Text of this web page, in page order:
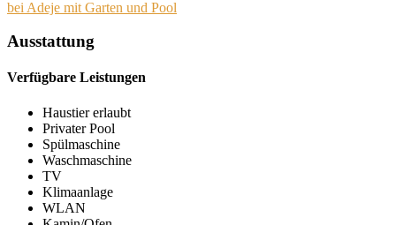
Ausstattung
Verfügbare Leistungen
Haustier erlaubt
Privater Pool
Spülmaschine
Waschmaschine
TV
Klimaanlage
WLAN